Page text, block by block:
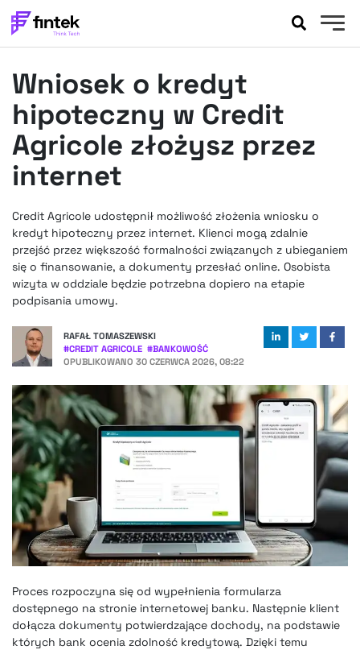
BANKOWOŚĆ
EVENTY
FELIETONY
WYWIADY
LEGAL
FINTEKEXTRA
OKIEM EKSPERTA
Wniosek o kredyt
hipoteczny w Credit
Agricole złożysz przez
internet
Credit Agricole udostępnił możliwość złożenia wniosku o
kredyt hipoteczny przez internet. Klienci mogą zdalnie
przejść przez większość formalności związanych z ubieganiem
się o finansowanie, a dokumenty przesłać online. Osobista
wizyta w oddziale będzie potrzebna dopiero na etapie
podpisania umowy.
RAFAŁ TOMASZEWSKI
#CREDIT AGRICOLE #BANKOWOŚĆ
OPUBLIKOWANO 30 CZERWCA 2026, 08:22
Proces rozpoczyna się od wypełnienia formularza
dostępnego na stronie internetowej banku. Następnie klient
dołącza dokumenty potwierdzające dochody, na podstawie
których bank ocenia zdolność kredytową. Dzięki temu